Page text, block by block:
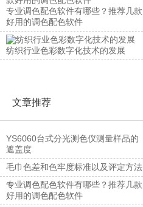
专业调色配色软件有哪些？推荐几款
好用的调色配色软件
纺织行业色彩数字化技术的发展
文章推荐
YS6060台式分光测色仪测量样品的
遮盖度
毛巾色差和色牢度标准以及评定方法
专业调色配色软件有哪些？推荐几款
好用的调色配色软件